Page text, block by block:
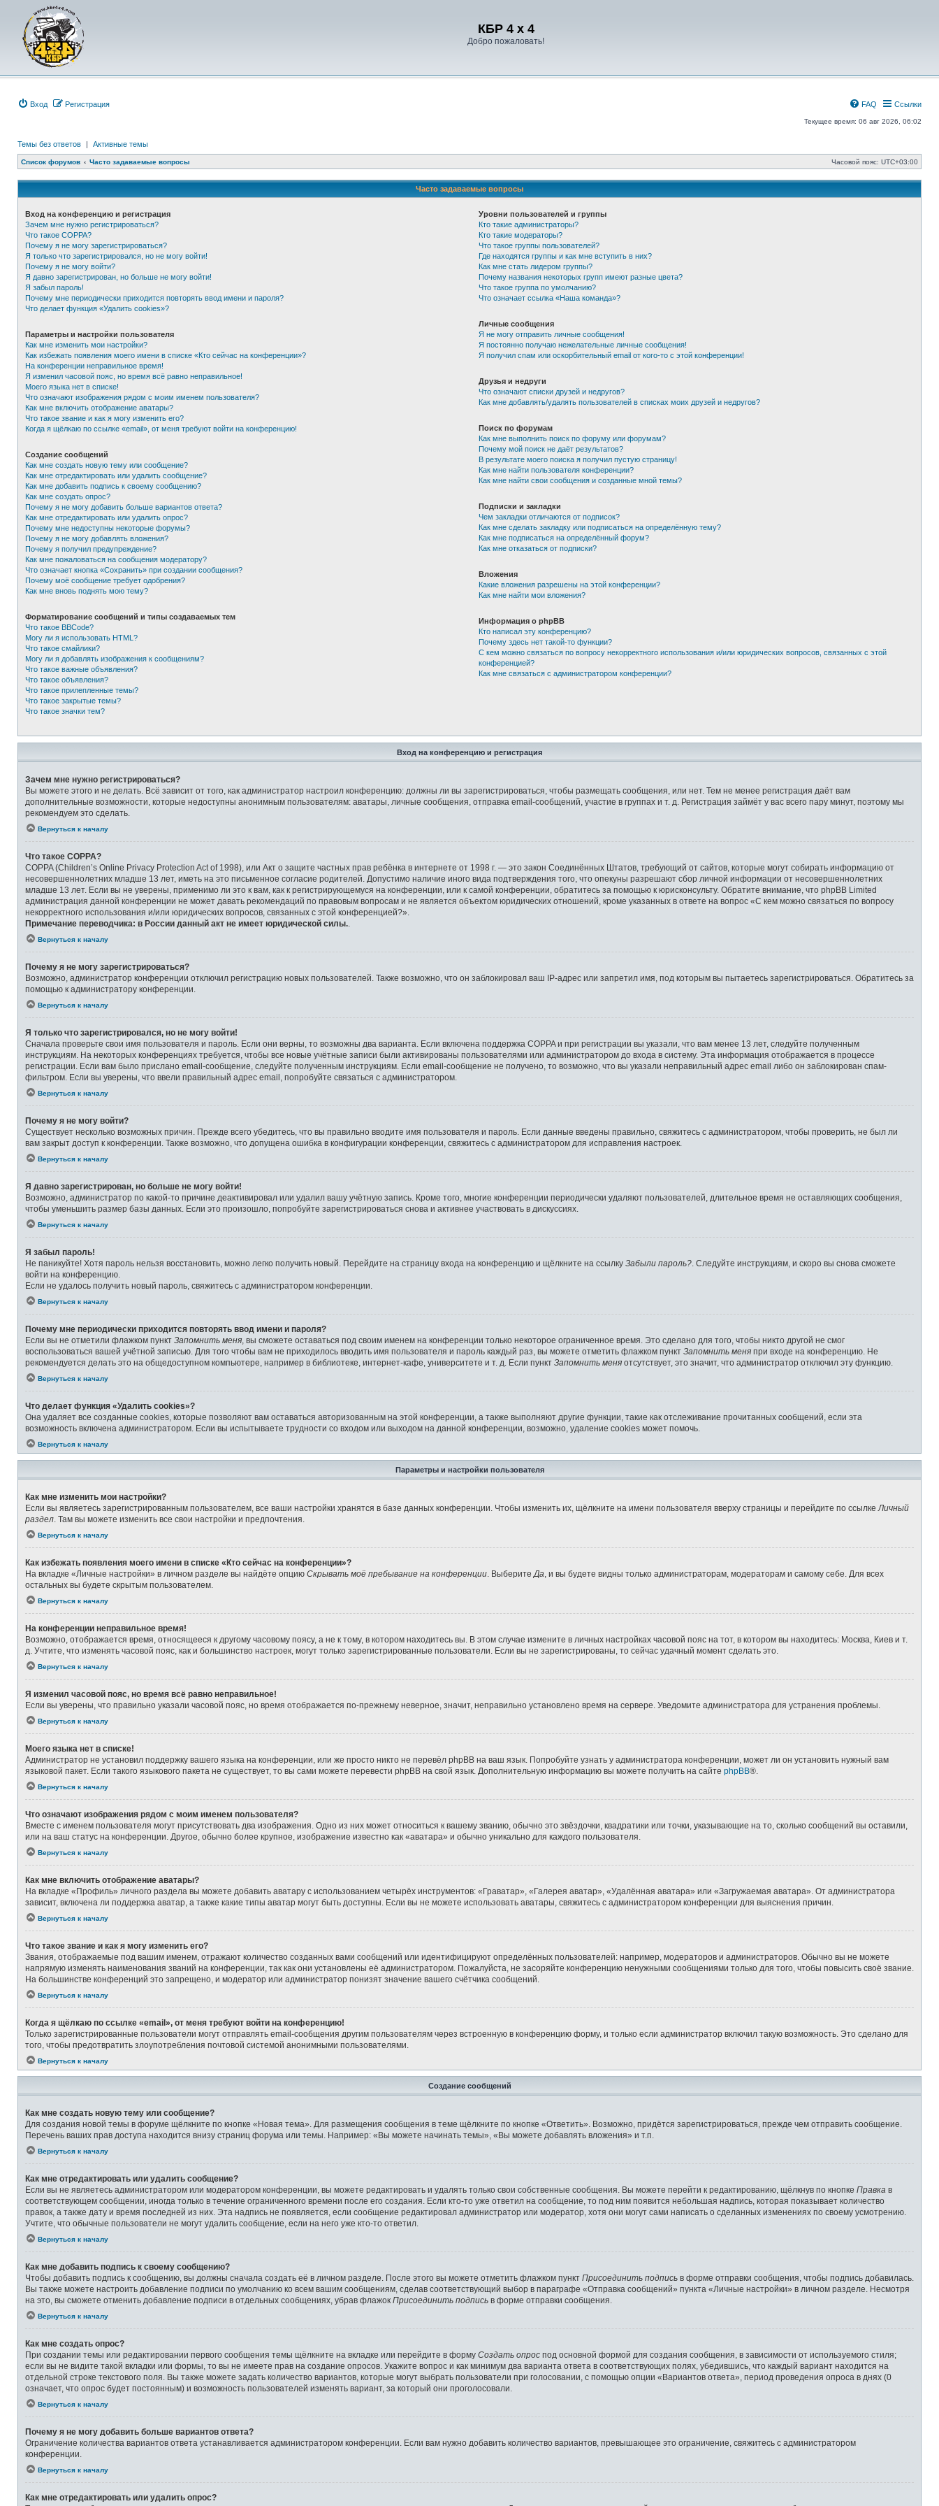
КБР 4 x 4
Добро пожаловать!
Вход Регистрация Ссылки
FAQ
Текущее время: 06 авг 2026, 06:02
Темы без ответов | Активные темы
Список форумов Часто задаваемые вопросы Часовой пояс: UTC+03:00
Часто задаваемые вопросы
Вход на конференцию и регистрация
Зачем мне нужно регистрироваться?
Что такое COPPA?
Почему я не могу зарегистрироваться?
Я только что зарегистрировался, но не могу войти!
Почему я не могу войти?
Я давно зарегистрирован, но больше не могу войти!
Я забыл пароль!
Почему мне периодически приходится повторять ввод имени и пароля?
Что делает функция «Удалить cookies»?
Параметры и настройки пользователя
Как мне изменить мои настройки?
Как избежать появления моего имени в списке «Кто сейчас на конференции»?
На конференции неправильное время!
Я изменил часовой пояс, но время всё равно неправильное!
Моего языка нет в списке!
Что означают изображения рядом с моим именем пользователя?
Как мне включить отображение аватары?
Что такое звание и как я могу изменить его?
Когда я щёлкаю по ссылке «email», от меня требуют войти на конференцию!
Создание сообщений
Как мне создать новую тему или сообщение?
Как мне отредактировать или удалить сообщение?
Как мне добавить подпись к своему сообщению?
Как мне создать опрос?
Почему я не могу добавить больше вариантов ответа?
Как мне отредактировать или удалить опрос?
Почему мне недоступны некоторые форумы?
Почему я не могу добавлять вложения?
Почему я получил предупреждение?
Как мне пожаловаться на сообщения модератору?
Что означает кнопка «Сохранить» при создании сообщения?
Почему моё сообщение требует одобрения?
Как мне вновь поднять мою тему?
Форматирование сообщений и типы создаваемых тем
Что такое BBCode?
Могу ли я использовать HTML?
Что такое смайлики?
Могу ли я добавлять изображения к сообщениям?
Что такое важные объявления?
Что такое объявления?
Что такое прилепленные темы?
Что такое закрытые темы?
Что такое значки тем?
Уровни пользователей и группы
Кто такие администраторы?
Кто такие модераторы?
Что такое группы пользователей?
Где находятся группы и как мне вступить в них?
Как мне стать лидером группы?
Почему названия некоторых групп имеют разные цвета?
Что такое группа по умолчанию?
Что означает ссылка «Наша команда»?
Личные сообщения
Я не могу отправить личные сообщения!
Я постоянно получаю нежелательные личные сообщения!
Я получил спам или оскорбительный email от кого-то с этой конференции!
Друзья и недруги
Что означают списки друзей и недругов?
Как мне добавлять/удалять пользователей в списках моих друзей и недругов?
Поиск по форумам
Как мне выполнить поиск по форуму или форумам?
Почему мой поиск не даёт результатов?
В результате моего поиска я получил пустую страницу!
Как мне найти пользователя конференции?
Как мне найти свои сообщения и созданные мной темы?
Подписки и закладки
Чем закладки отличаются от подписок?
Как мне сделать закладку или подписаться на определённую тему?
Как мне подписаться на определённый форум?
Как мне отказаться от подписки?
Вложения
Какие вложения разрешены на этой конференции?
Как мне найти мои вложения?
Информация о phpBB
Кто написал эту конференцию?
Почему здесь нет такой-то функции?
С кем можно связаться по вопросу некорректного использования и/или юридических вопросов, связанных с этой
конференцией?
Как мне связаться с администратором конференции?
Вход на конференцию и регистрация
Зачем мне нужно регистрироваться?
Вы можете этого и не делать. Всё зависит от того, как администратор настроил конференцию: должны ли вы зарегистрироваться, чтобы размещать сообщения, или нет. Тем не менее регистрация даёт вам
дополнительные возможности, которые недоступны анонимным пользователям: аватары, личные сообщения, отправка email-сообщений, участие в группах и т. д. Регистрация займёт у вас всего пару минут, поэтому мы
рекомендуем это сделать.
Вернуться к началу
Что такое COPPA?
COPPA (Children’s Online Privacy Protection Act of 1998), или Акт о защите частных прав ребёнка в интернете от 1998 г. — это закон Соединённых Штатов, требующий от сайтов, которые могут собирать информацию от
несовершеннолетних младше 13 лет, иметь на это письменное согласие родителей. Допустимо наличие иного вида подтверждения того, что опекуны разрешают сбор личной информации от несовершеннолетних
младше 13 лет. Если вы не уверены, применимо ли это к вам, как к регистрирующемуся на конференции, или к самой конференции, обратитесь за помощью к юрисконсульту. Обратите внимание, что phpBB Limited
администрация данной конференции не может давать рекомендаций по правовым вопросам и не является объектом юридических отношений, кроме указанных в ответе на вопрос «С кем можно связаться по вопросу
некорректного использования и/или юридических вопросов, связанных с этой конференцией?».
Примечание переводчика: в России данный акт не имеет юридической силы.
Вернуться к началу
Почему я не могу зарегистрироваться?
Возможно, администратор конференции отключил регистрацию новых пользователей. Также возможно, что он заблокировал ваш IP-адрес или запретил имя, под которым вы пытаетесь зарегистрироваться. Обратитесь за
помощью к администратору конференции.
Вернуться к началу
Я только что зарегистрировался, но не могу войти!
Сначала проверьте свои имя пользователя и пароль. Если они верны, то возможны два варианта. Если включена поддержка COPPA и при регистрации вы указали, что вам менее 13 лет, следуйте полученным
инструкциям. На некоторых конференциях требуется, чтобы все новые учётные записи были активированы пользователями или администратором до входа в систему. Эта информация отображается в процессе
регистрации. Если вам было прислано email-сообщение, следуйте полученным инструкциям. Если email-сообщение не получено, то возможно, что вы указали неправильный адрес email либо он заблокирован спам-
фильтром. Если вы уверены, что ввели правильный адрес email, попробуйте связаться с администратором.
Вернуться к началу
Почему я не могу войти?
Существует несколько возможных причин. Прежде всего убедитесь, что вы правильно вводите имя пользователя и пароль. Если данные введены правильно, свяжитесь с администратором, чтобы проверить, не был ли
вам закрыт доступ к конференции. Также возможно, что допущена ошибка в конфигурации конференции, свяжитесь с администратором для исправления настроек.
Вернуться к началу
Я давно зарегистрирован, но больше не могу войти!
Возможно, администратор по какой-то причине деактивировал или удалил вашу учётную запись. Кроме того, многие конференции периодически удаляют пользователей, длительное время не оставляющих сообщения,
чтобы уменьшить размер базы данных. Если это произошло, попробуйте зарегистрироваться снова и активнее участвовать в дискуссиях.
Вернуться к началу
Я забыл пароль!
Не паникуйте! Хотя пароль нельзя восстановить, можно легко получить новый. Перейдите на страницу входа на конференцию и щёлкните на ссылку Забыли пароль? . Следуйте инструкциям, и скоро вы снова сможете
войти на конференцию.
Если не удалось получить новый пароль, свяжитесь с администратором конференции.
Вернуться к началу
Почему мне периодически приходится повторять ввод имени и пароля?
Если вы не отметили флажком пункт Запомнить меня , вы сможете оставаться под своим именем на конференции только некоторое ограниченное время. Это сделано для того, чтобы никто другой не смог
воспользоваться вашей учётной записью. Для того чтобы вам не приходилось вводить имя пользователя и пароль каждый раз, вы можете отметить флажком пункт Запомнить меня при входе на конференцию. Не
рекомендуется делать это на общедоступном компьютере, например в библиотеке, интернет-кафе, университете и т. д. Если пункт Запомнить меня отсутствует, это значит, что администратор отключил эту функцию.
Вернуться к началу
Что делает функция «Удалить cookies»?
Она удаляет все созданные cookies, которые позволяют вам оставаться авторизованным на этой конференции, а также выполняют другие функции, такие как отслеживание прочитанных сообщений, если эта
возможность включена администратором. Если вы испытываете трудности со входом или выходом на данной конференции, возможно, удаление cookies может помочь.
Вернуться к началу
Параметры и настройки пользователя
Как мне изменить мои настройки?
Если вы являетесь зарегистрированным пользователем, все ваши настройки хранятся в базе данных конференции. Чтобы изменить их, щёлкните на имени пользователя вверху страницы и перейдите по ссылке Личный
раздел . Там вы можете изменить все свои настройки и предпочтения.
Вернуться к началу
Как избежать появления моего имени в списке «Кто сейчас на конференции»?
На вкладке «Личные настройки» в личном разделе вы найдёте опцию Скрывать моё пребывание на конференции . Выберите Да , и вы будете видны только администраторам, модераторам и самому себе. Для всех
остальных вы будете скрытым пользователем.
Вернуться к началу
На конференции неправильное время!
Возможно, отображается время, относящееся к другому часовому поясу, а не к тому, в котором находитесь вы. В этом случае измените в личных настройках часовой пояс на тот, в котором вы находитесь: Москва, Киев и т.
д. Учтите, что изменять часовой пояс, как и большинство настроек, могут только зарегистрированные пользователи. Если вы не зарегистрированы, то сейчас удачный момент сделать это.
Вернуться к началу
Я изменил часовой пояс, но время всё равно неправильное!
Если вы уверены, что правильно указали часовой пояс, но время отображается по-прежнему неверное, значит, неправильно установлено время на сервере. Уведомите администратора для устранения проблемы.
Вернуться к началу
Моего языка нет в списке!
Администратор не установил поддержку вашего языка на конференции, или же просто никто не перевёл phpBB на ваш язык. Попробуйте узнать у администратора конференции, может ли он установить нужный вам
языковой пакет. Если такого языкового пакета не существует, то вы сами можете перевести phpBB на свой язык. Дополнительную информацию вы можете получить на сайте phpBB®.
Вернуться к началу
Что означают изображения рядом с моим именем пользователя?
Вместе с именем пользователя могут присутствовать два изображения. Одно из них может относиться к вашему званию, обычно это звёздочки, квадратики или точки, указывающие на то, сколько сообщений вы оставили,
или на ваш статус на конференции. Другое, обычно более крупное, изображение известно как «аватара» и обычно уникально для каждого пользователя.
Вернуться к началу
Как мне включить отображение аватары?
На вкладке «Профиль» личного раздела вы можете добавить аватару с использованием четырёх инструментов: «Граватар», «Галерея аватар», «Удалённая аватара» или «Загружаемая аватара». От администратора
зависит, включена ли поддержка аватар, а также какие типы аватар могут быть доступны. Если вы не можете использовать аватары, свяжитесь с администратором конференции для выяснения причин.
Вернуться к началу
Что такое звание и как я могу изменить его?
Звания, отображаемые под вашим именем, отражают количество созданных вами сообщений или идентифицируют определённых пользователей: например, модераторов и администраторов. Обычно вы не можете
напрямую изменять наименования званий на конференции, так как они установлены её администратором. Пожалуйста, не засоряйте конференцию ненужными сообщениями только для того, чтобы повысить своё звание.
На большинстве конференций это запрещено, и модератор или администратор понизят значение вашего счётчика сообщений.
Вернуться к началу
Когда я щёлкаю по ссылке «email», от меня требуют войти на конференцию!
Только зарегистрированные пользователи могут отправлять email-сообщения другим пользователям через встроенную в конференцию форму, и только если администратор включил такую возможность. Это сделано для
того, чтобы предотвратить злоупотребления почтовой системой анонимными пользователями.
Вернуться к началу
Создание сообщений
Как мне создать новую тему или сообщение?
Для создания новой темы в форуме щёлкните по кнопке «Новая тема». Для размещения сообщения в теме щёлкните по кнопке «Ответить». Возможно, придётся зарегистрироваться, прежде чем отправить сообщение.
Перечень ваших прав доступа находится внизу страниц форума или темы. Например: «Вы можете начинать темы», «Вы можете добавлять вложения» и т.п.
Вернуться к началу
Как мне отредактировать или удалить сообщение?
Если вы не являетесь администратором или модератором конференции, вы можете редактировать и удалять только свои собственные сообщения. Вы можете перейти к редактированию, щёлкнув по кнопке Правка в
соответствующем сообщении, иногда только в течение ограниченного времени после его создания. Если кто-то уже ответил на сообщение, то под ним появится небольшая надпись, которая показывает количество
правок, а также дату и время последней из них. Эта надпись не появляется, если сообщение редактировал администратор или модератор, хотя они могут сами написать о сделанных изменениях по своему усмотрению.
Учтите, что обычные пользователи не могут удалить сообщение, если на него уже кто-то ответил.
Вернуться к началу
Как мне добавить подпись к своему сообщению?
Чтобы добавить подпись к сообщению, вы должны сначала создать её в личном разделе. После этого вы можете отметить флажком пункт Присоединить подпись в форме отправки сообщения, чтобы подпись добавилась.
Вы также можете настроить добавление подписи по умолчанию ко всем вашим сообщениям, сделав соответствующий выбор в параграфе «Отправка сообщений» пункта «Личные настройки» в личном разделе. Несмотря
на это, вы сможете отменить добавление подписи в отдельных сообщениях, убрав флажок Присоединить подпись в форме отправки сообщения.
Вернуться к началу
Как мне создать опрос?
При создании темы или редактировании первого сообщения темы щёлкните на вкладке или перейдите в форму Создать опрос под основной формой для создания сообщения, в зависимости от используемого стиля;
если вы не видите такой вкладки или формы, то вы не имеете прав на создание опросов. Укажите вопрос и как минимум два варианта ответа в соответствующих полях, убедившись, что каждый вариант находится на
отдельной строке текстового поля. Вы также можете задать количество вариантов, которые могут выбрать пользователи при голосовании, с помощью опции «Вариантов ответа», период проведения опроса в днях (0
означает, что опрос будет постоянным) и возможность пользователей изменять вариант, за который они проголосовали.
Вернуться к началу
Почему я не могу добавить больше вариантов ответа?
Ограничение количества вариантов ответа устанавливается администратором конференции. Если вам нужно добавить количество вариантов, превышающее это ограничение, свяжитесь с администратором
конференции.
Вернуться к началу
Как мне отредактировать или удалить опрос?